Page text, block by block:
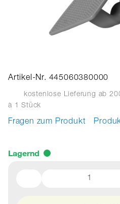
Artikel-Nr. 445060380000
kostenlose Lieferung ab
à 1 Stück
Fragen zum Produkt
Lagernd